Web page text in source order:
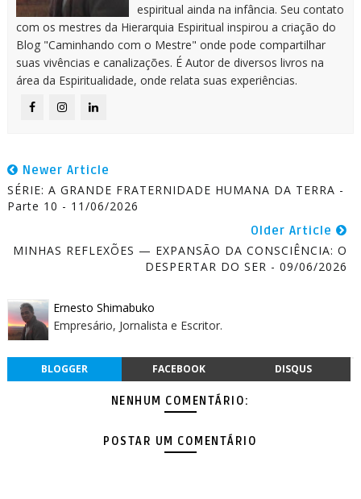
espiritual ainda na infância. Seu contato
com os mestres da Hierarquia Espiritual inspirou a criação do
Blog "Caminhando com o Mestre" onde pode compartilhar
suas vivências e canalizações. É Autor de diversos livros na
área da Espiritualidade, onde relata suas experiências.
Newer Article
SÉRIE: A GRANDE FRATERNIDADE HUMANA DA TERRA -
Parte 10 - 11/06/2026
Older Article
MINHAS REFLEXÕES — EXPANSÃO DA CONSCIÊNCIA: O
DESPERTAR DO SER - 09/06/2026
Ernesto Shimabuko
Empresário, Jornalista e Escritor.
BLOGGER FACEBOOK DISQUS
NENHUM COMENTÁRIO:
POSTAR UM COMENTÁRIO